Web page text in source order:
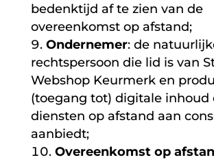
bedenktijd af te zien van de
overeenkomst op afstand;
Ondernemer: de
rechtspersoon die lid is van
Webshop Keurmerk en
(toegang tot) digitale inhoud
diensten op afstand aan
aanbiedt;
Overeenkomst op